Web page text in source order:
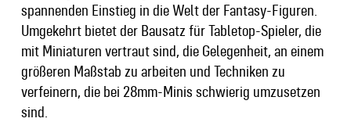
spannenden Einstieg in die Welt der Fantasy-Figuren.
Umgekehrt bietet der Bausatz für Tabletop-Spieler, die
mit Miniaturen vertraut sind, die Gelegenheit, an einem
größeren Maßstab zu arbeiten und Techniken zu
verfeinern, die bei 28mm-Minis schwierig umzusetzen
sind.